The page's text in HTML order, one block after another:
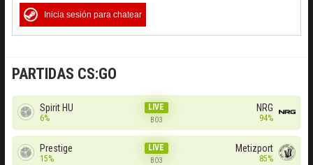
PARTIDAS CS:GO
Spirit HU
6%
LIVE
BO3
NRG
94%
Prestige
15%
LIVE
BO3
Metizport
85%
Inicia sesión para chatear